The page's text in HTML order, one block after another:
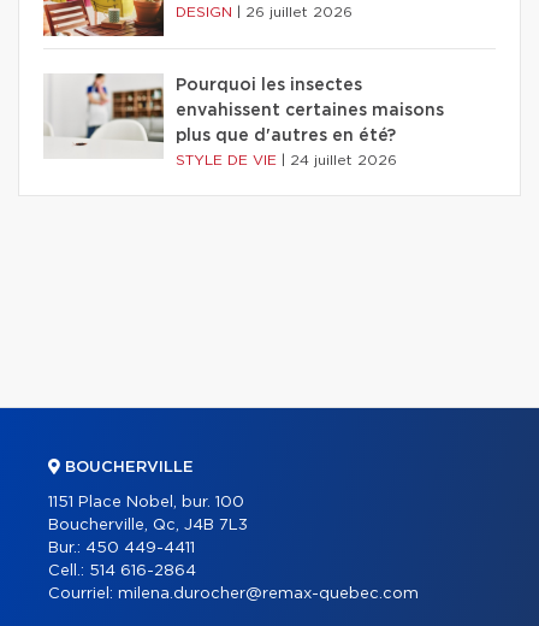
DESIGN 26 juillet 2026
Pourquoi les insectes
envahissent certaines maisons
plus que d'autres en été?
STYLE DE VIE 24 juillet 2026
BOUCHERVILLE
1151 Place Nobel, bur. 100
Boucherville, Qc, J4B 7L3
Bur.: 450 449-4411
Cell.: 514 616-2864
Courriel: milena.durocher@remax-quebec.com